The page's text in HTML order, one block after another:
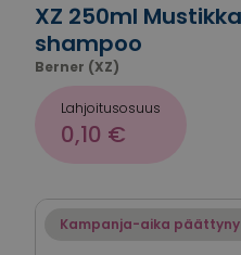
XZ 250ml
shampoo
Berner (XZ)
Lahjoitusosuus
0,10 €
Kampanja-aika